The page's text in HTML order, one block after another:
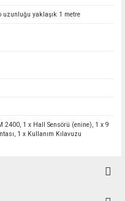
uzunluğu yaklaşık 1 metre
2400, 1 x Hall Sensörü (enine), 1 x 9
1 x Kullanım Kılavuzu